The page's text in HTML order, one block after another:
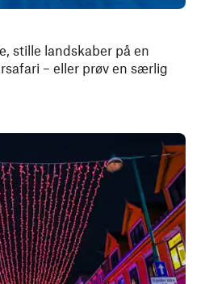
stille landskaber på en
– eller prøv en særlig